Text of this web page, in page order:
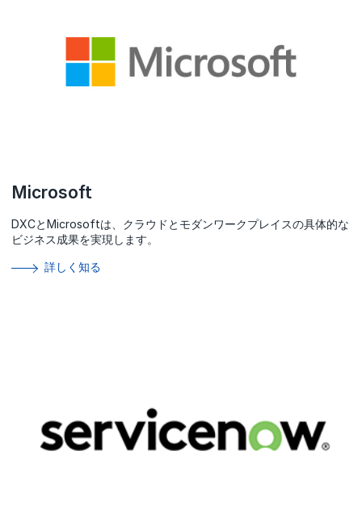
Microsoft
DXCとMicrosoftは、クラウドとモダンワークプレイスの具体的な
ビジネス成果を実現します。
詳しく知る